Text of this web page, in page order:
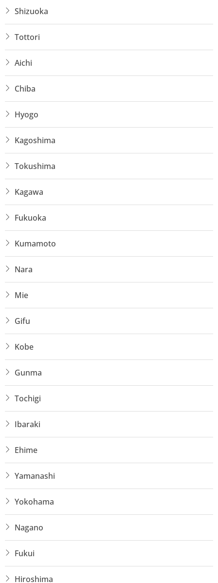
Shizuoka
Tottori
Aichi
Chiba
Hyogo
Kagoshima
Tokushima
Kagawa
Fukuoka
Kumamoto
Nara
Mie
Gifu
Kobe
Gunma
Tochigi
Ibaraki
Ehime
Yamanashi
Yokohama
Nagano
Fukui
Hiroshima